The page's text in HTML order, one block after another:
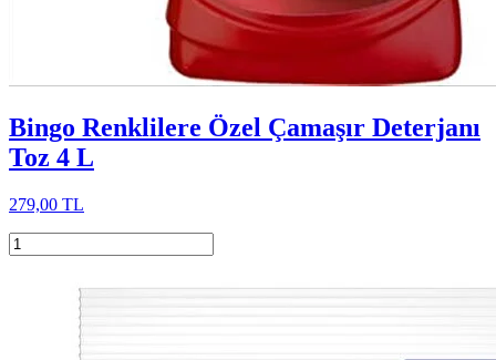
Bingo Renklilere Özel Çamaşır Deterjanı
Toz 4 L
279,00 TL